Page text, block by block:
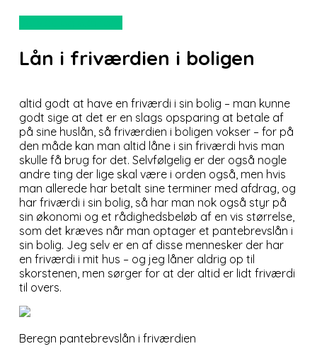
Lån i friværdien i boligen
altid godt at have en friværdi i sin bolig – man kunne
godt sige at det er en slags opsparing at betale af
på sine huslån, så friværdien i boligen vokser – for på
den måde kan man altid låne i sin friværdi hvis man
skulle få brug for det. Selvfølgelig er der også nogle
andre ting der lige skal være i orden også, men hvis
man allerede har betalt sine terminer med afdrag, og
har friværdi i sin bolig, så har man nok også styr på
sin økonomi og et rådighedsbeløb af en vis størrelse,
som det kræves når man optager et pantebrevslån i
sin bolig. Jeg selv er en af disse mennesker der har
en friværdi i mit hus – og jeg låner aldrig op til
skorstenen, men sørger for at der altid er lidt friværdi
til overs.
Beregn pantebrevslån i friværdien